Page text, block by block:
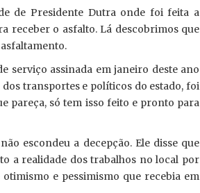
de Presidente Dutra onde foi feita a
receber o asfalto. Lá descobrimos que
serviço assinada em janeiro deste ano
transportes e políticos do estado, foi
pareça, só tem isso feito e pronto para
escondeu a decepção. Ele disse que
a realidade dos trabalhos no local por
e pessimismo que recebia em